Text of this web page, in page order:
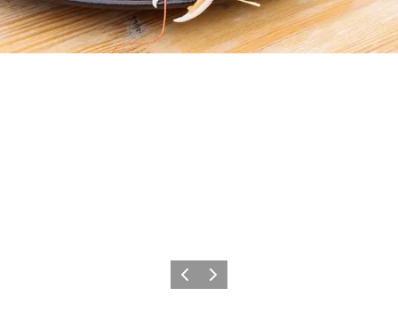
Vorherige Folie
Nächste Folie